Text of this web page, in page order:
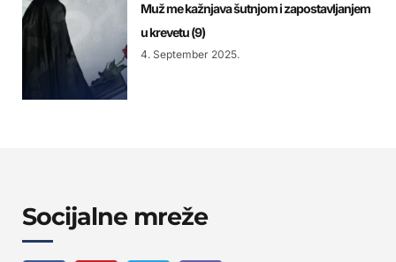
Muž me kažnjava šutnjom i zapostavljanjem
u krevetu (9)
4. September 2025.
Socijalne mreže